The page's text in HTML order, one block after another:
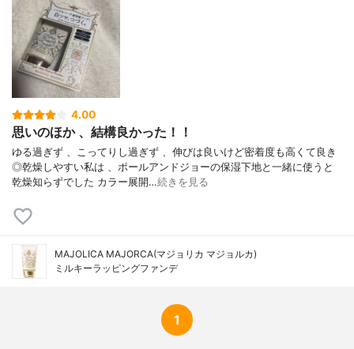
4.00
思いのほか 、結構良かった！！
ゆる過ぎず 、こってりし過ぎず 、伸びは良いけど密着度も高くて良き
◎乾燥しやすい私は 、ポールアンドジョーの保湿下地と一緒に使うと
乾燥知らずでした カラー展開…続きを見る
MAJOLICA MAJORCA(マジョリカ マジョルカ)
ミルキーラッピングファンデ
1